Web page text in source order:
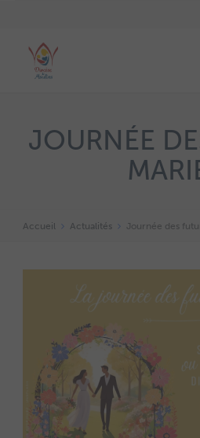
JOURNÉE
Accueil Actualités Journée des